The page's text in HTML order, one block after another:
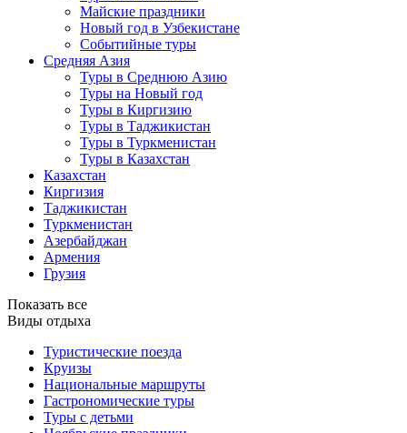
Майские праздники
Новый год в Узбекистане
Событийные туры
Средняя Азия
Туры в Среднюю Азию
Туры на Новый год
Туры в Киргизию
Туры в Таджикистан
Туры в Туркменистан
Туры в Казахстан
Казахстан
Киргизия
Таджикистан
Туркменистан
Азербайджан
Армения
Грузия
Показать все
Виды отдыха
Туристические поезда
Круизы
Национальные маршруты
Гастрономические туры
Туры с детьми